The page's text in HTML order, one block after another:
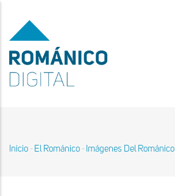
contenido
principal
Sobrescribir
Inicio - El Románico - Imágenes Del Románico